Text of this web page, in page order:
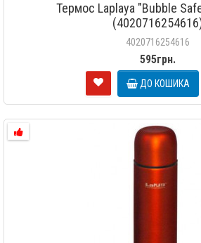
Термос Laplaya "Bubble
4020716254616
595грн.
ДО КОШИКА